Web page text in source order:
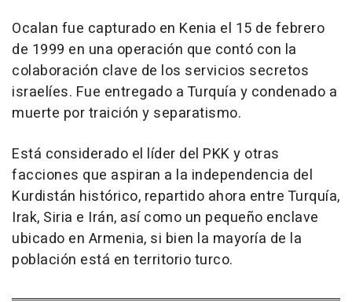
Ocalan fue capturado en Kenia el 15 de febrero
de 1999 en una operación que contó con la
colaboración clave de los servicios secretos
israelíes. Fue entregado a Turquía y condenado a
muerte por traición y separatismo.
Está considerado el líder del PKK y otras
facciones que aspiran a la independencia del
Kurdistán histórico, repartido ahora entre Turquía,
Irak, Siria e Irán, así como un pequeño enclave
ubicado en Armenia, si bien la mayoría de la
población está en territorio turco.